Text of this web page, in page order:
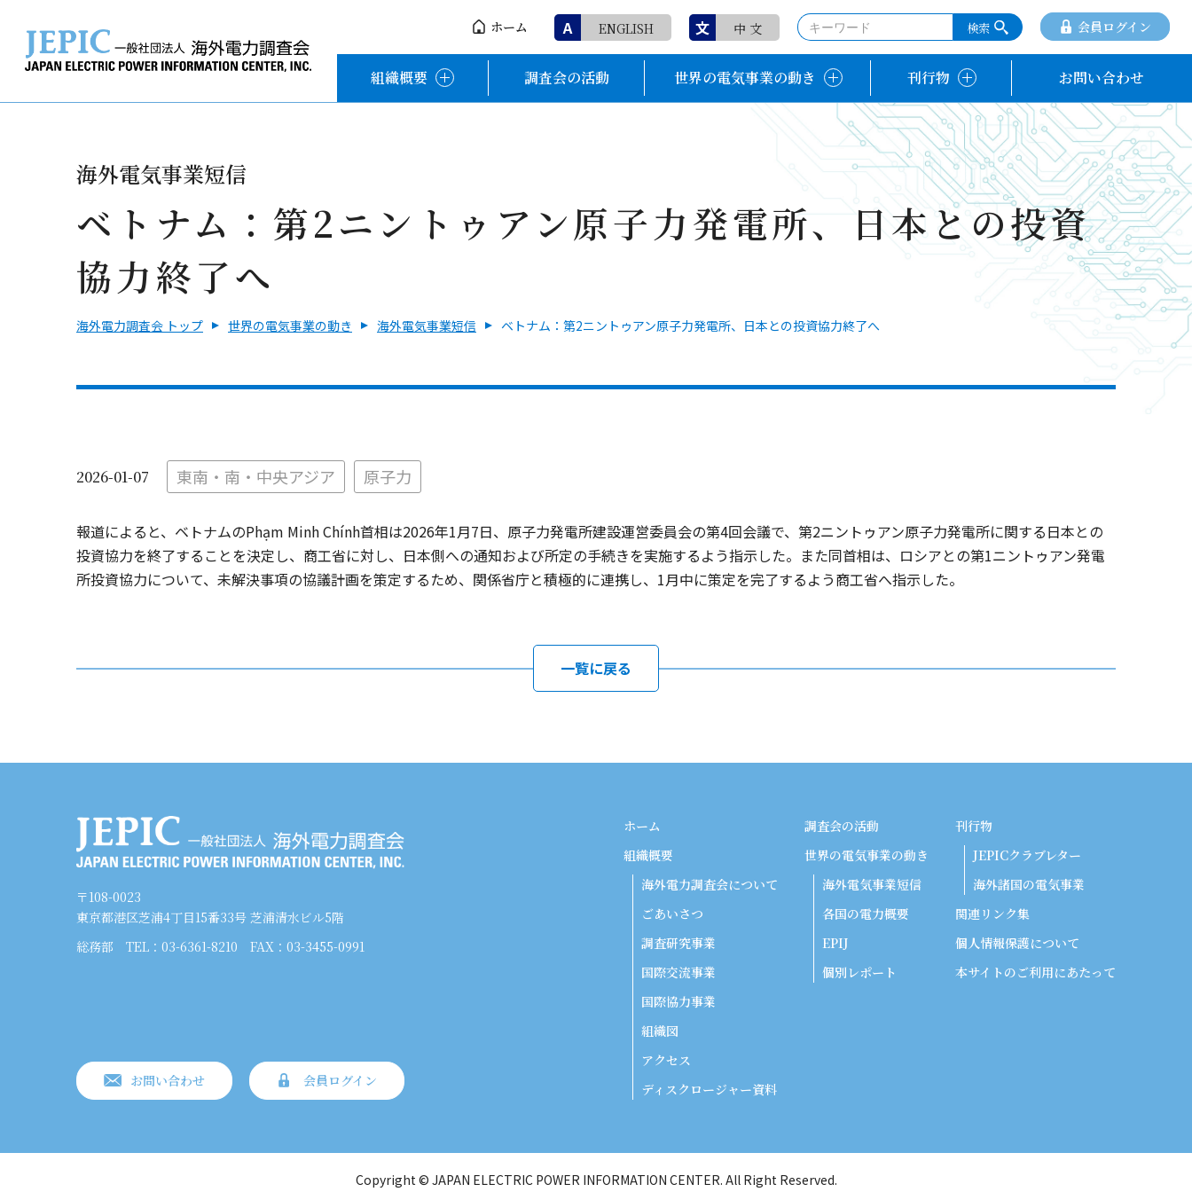
ホーム A ENGLISH 文 中 文 会員ログイン
組織概要 調査会の活動 世界の電気事業の動き 刊行物 お問い合わせ
海外電気事業短信
ベトナム：第2ニントゥアン原子力発電所、日本との投資
協力終了へ
海外電力調査会 トップ 世界の電気事業の動き 海外電気事業短信 ベトナム：第2ニントゥアン原子力発電所、日本との投資協力終了へ
2026-01-07 東南・南・中央アジア 原子力
報道によると、ベトナムのPhạm Minh Chính首相は2026年1月7日、原子力発電所建設運営委員会の第4回会議で、第2ニントゥアン原子力発電所に関する日本との
投資協力を終了することを決定し、商工省に対し、日本側への通知および所定の手続きを実施するよう指示した。また同首相は、ロシアとの第1ニントゥアン発電
所投資協力について、未解決事項の協議計画を策定するため、関係省庁と積極的に連携し、1月中に策定を完了するよう商工省へ指示した。
一覧に戻る
〒108-0023
東京都港区芝浦4丁目15番33号 芝浦清水ビル5階
総務部
TEL：03-6361-8210 FAX：03-3455-0991
お問い合わせ 会員ログイン
ホーム
組織概要
海外電力調査会について
ごあいさつ
調査研究事業
国際交流事業
国際協力事業
組織図
アクセス
ディスクロージャー資料
調査会の活動
世界の電気事業の動き
海外電気事業短信
各国の電力概要
EPIJ
個別レポート
刊行物
JEPICクラブレター
海外諸国の電気事業
関連リンク集
個人情報保護について
本サイトのご利用にあたって
Copyright © JAPAN ELECTRIC POWER INFORMATION CENTER. All Right Reserved.